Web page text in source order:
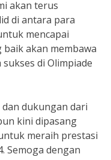
akan terus
di antara para
mencapai
akan membawa
di Olimpiade
dukungan dari
kini dipasang
meraih prestasi
Semoga dengan